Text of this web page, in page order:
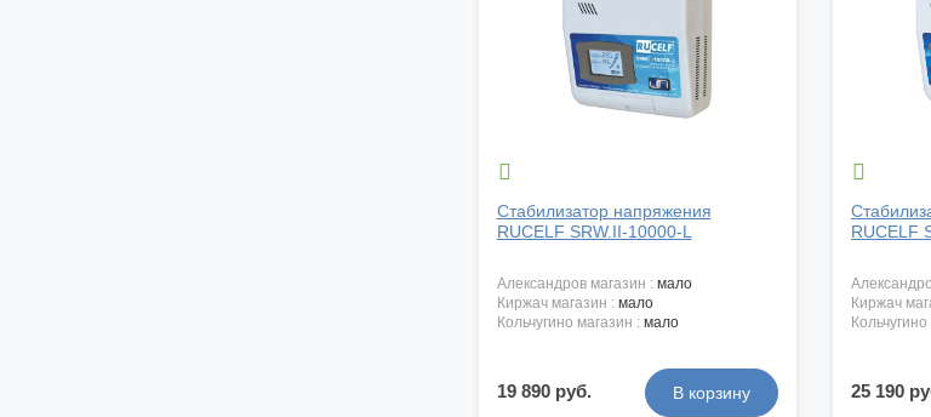

Стабилизатор напряжения
RUCELF SRW.II-10000-L
александров магазин : мало
киржач магазин : мало
кольчугино магазин : мало
19 890 руб.

RUCELF
киржач
25 190